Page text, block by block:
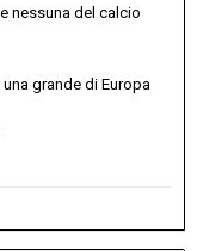
nessuna del calcio
grande di Europa